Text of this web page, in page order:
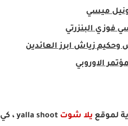
ميسي
فوزي البنزرتي
وحكيم زياش ابرز العائدين
الاوروبي
لموقع يلا شوت yalla shoot ،